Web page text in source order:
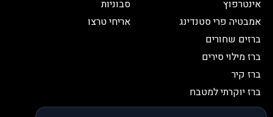
אינטרפוץ
אמבטיה פרי סטנדינג
ברזים שחורים
ברז מילוי סירים
ברז קיר
ברז יוקרתי למטבח
סבוניות
אריחי טרצו